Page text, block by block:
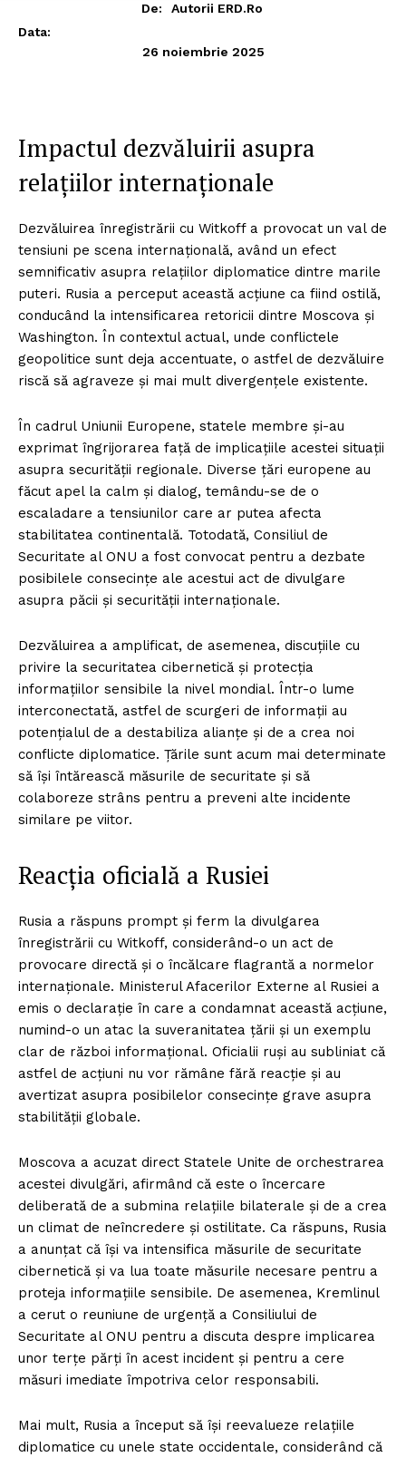
De:
Autorii ERD.ro
Data:
26 noiembrie 2025
Impactul dezvăluirii asupra
relațiilor internaționale
Dezvăluirea înregistrării cu Witkoff a provocat un val de
tensiuni pe scena internațională, având un efect
semnificativ asupra relațiilor diplomatice dintre marile
puteri. Rusia a perceput această acțiune ca fiind ostilă,
conducând la intensificarea retoricii dintre Moscova și
Washington. În contextul actual, unde conflictele
geopolitice sunt deja accentuate, o astfel de dezvăluire
riscă să agraveze și mai mult divergențele existente.
În cadrul Uniunii Europene, statele membre și-au
exprimat îngrijorarea față de implicațiile acestei situații
asupra securității regionale. Diverse țări europene au
făcut apel la calm și dialog, temându-se de o
escaladare a tensiunilor care ar putea afecta
stabilitatea continentală. Totodată, Consiliul de
Securitate al ONU a fost convocat pentru a dezbate
posibilele consecințe ale acestui act de divulgare
asupra păcii și securității internaționale.
Dezvăluirea a amplificat, de asemenea, discuțiile cu
privire la securitatea cibernetică și protecția
informațiilor sensibile la nivel mondial. Într-o lume
interconectată, astfel de scurgeri de informații au
potențialul de a destabiliza alianțe și de a crea noi
conflicte diplomatice. Țările sunt acum mai determinate
să își întărească măsurile de securitate și să
colaboreze strâns pentru a preveni alte incidente
similare pe viitor.
Reacția oficială a Rusiei
Rusia a răspuns prompt și ferm la divulgarea
înregistrării cu Witkoff, considerând-o un act de
provocare directă și o încălcare flagrantă a normelor
internaționale. Ministerul Afacerilor Externe al Rusiei a
emis o declarație în care a condamnat această acțiune,
numind-o un atac la suveranitatea țării și un exemplu
clar de război informațional. Oficialii ruși au subliniat că
astfel de acțiuni nu vor rămâne fără reacție și au
avertizat asupra posibilelor consecințe grave asupra
stabilității globale.
Moscova a acuzat direct Statele Unite de orchestrarea
acestei divulgări, afirmând că este o încercare
deliberată de a submina relațiile bilaterale și de a crea
un climat de neîncredere și ostilitate. Ca răspuns, Rusia
a anunțat că își va intensifica măsurile de securitate
cibernetică și va lua toate măsurile necesare pentru a
proteja informațiile sensibile. De asemenea, Kremlinul
a cerut o reuniune de urgență a Consiliului de
Securitate al ONU pentru a discuta despre implicarea
unor terțe părți în acest incident și pentru a cere
măsuri imediate împotriva celor responsabili.
Mai mult, Rusia a început să își reevalueze relațiile
diplomatice cu unele state occidentale, considerând că